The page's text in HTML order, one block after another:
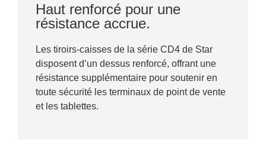
Haut renforcé pour une
résistance accrue.
Les tiroirs-caisses de la série CD4 de Star
disposent d’un dessus renforcé, offrant une
résistance supplémentaire pour soutenir en
toute sécurité les terminaux de point de vente
et les tablettes.